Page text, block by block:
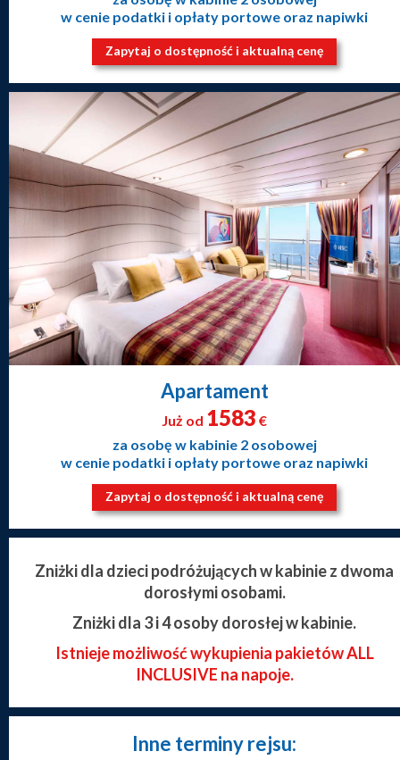
w cenie podatki i opłaty portowe oraz napiwki
Zapytaj o dostępność i aktualną cenę
Apartament
Już od 1583 €
za osobę w kabinie 2 osobowej
w cenie podatki i opłaty portowe oraz napiwki
Zapytaj o dostępność i aktualną cenę
Zniżki dla dzieci podróżujących w kabinie z dwoma
dorosłymi osobami.
Zniżki dla 3 i 4 osoby dorosłej w kabinie.
Istnieje możliwość wykupienia pakietów ALL
INCLUSIVE na napoje.
Inne terminy rejsu: